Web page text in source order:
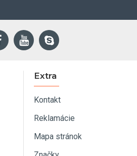
Extra
Kontakt
Reklamácie
Mapa stránok